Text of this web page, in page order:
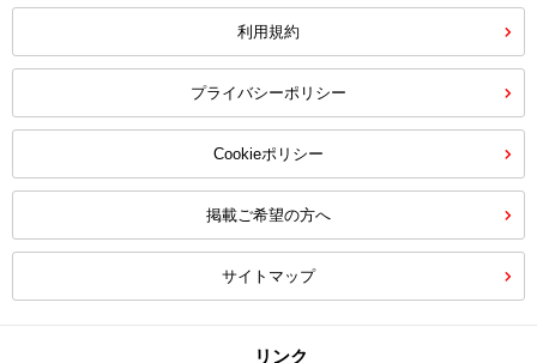
利用規約
プライバシーポリシー
Cookieポリシー
掲載ご希望の方へ
サイトマップ
リンク